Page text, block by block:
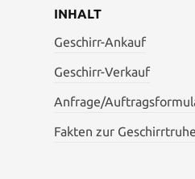
INHALT
Geschirr-Ankauf
Geschirr-Verkauf
Anfrage/
Fakten zur